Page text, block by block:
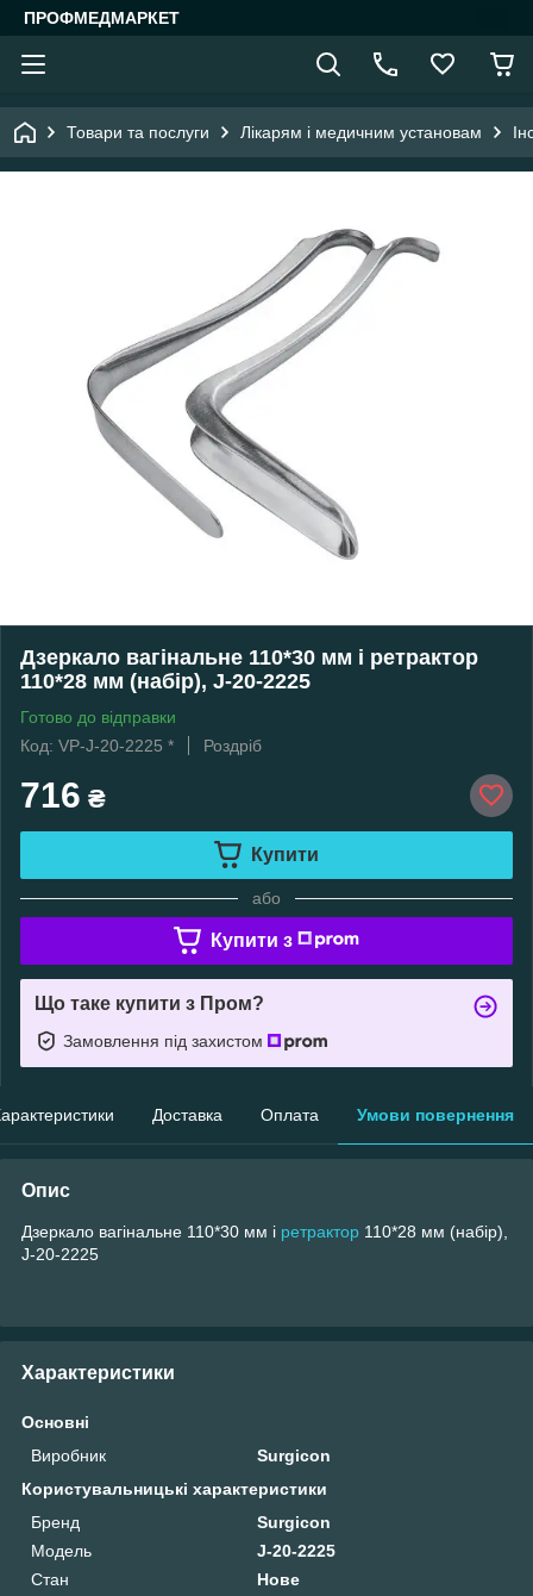
ПРОФМЕДМАРКЕТ
Товари та послуги Лікарям і медичним установам
Дзеркало вагінальне 110*30 мм і ретрактор
110*28 мм (набір), J-20-2225
Готово до відправки
Код: VP-J-20-2225 *
Роздріб
716 ₴
Купити
або
Купити з
Що таке купити з Пром?
Замовлення під захистом
Доставка Оплата Умови повернення
Опис
Дзеркало вагінальне 110*30 мм і ретрактор 110*28 мм (набір),
J-20-2225
Характеристики
Основні
Виробник
Surgicon
Користувальницькі характеристики
Бренд
Surgicon
Модель
J-20-2225
Стан
Нове